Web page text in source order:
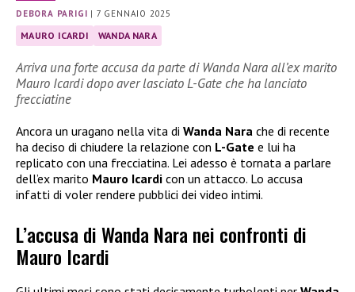
DEBORA PARIGI | 7 GENNAIO 2025
MAURO ICARDI WANDA NARA
Arriva una forte accusa da parte di Wanda Nara all’ex marito
Mauro Icardi dopo aver lasciato L-Gate che ha lanciato
frecciatine
Ancora un uragano nella vita di Wanda Nara che di recente
ha deciso di chiudere la relazione con L-Gate e lui ha
replicato con una frecciatina. Lei adesso è tornata a parlare
dell’ex marito Mauro Icardi con un attacco. Lo accusa
infatti di voler rendere pubblici dei video intimi.
L’accusa di Wanda Nara nei confronti di
Mauro Icardi